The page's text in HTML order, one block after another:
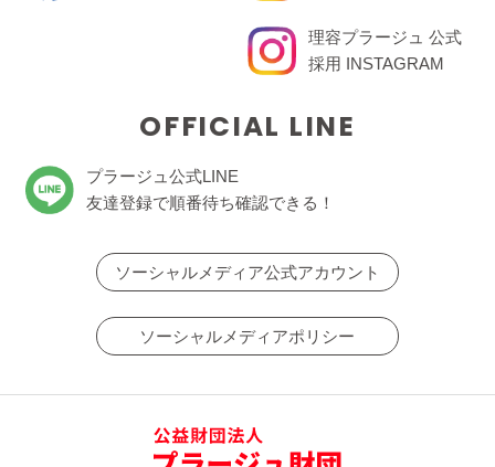
理容プラージュ 公式
採用 INSTAGRAM
OFFICIAL LINE
プラージュ公式LINE
友達登録で順番待ち確認できる！
ソーシャルメディア公式アカウント
ソーシャルメディアポリシー